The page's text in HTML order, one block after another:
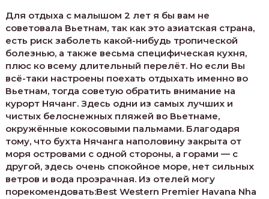
Для отдыха с малышом 2 лет я бы вам не
советовала Вьетнам, так как это азиатская страна,
есть риск заболеть какой-нибудь тропической
болезнью, а также весьма специфическая кухня,
плюс ко всему длительный перелёт. Но если Вы
всё-таки настроены поехать отдыхать именно во
Вьетнам, тогда советую обратить внимание на
курорт Нячанг. Здесь одни из самых лучших и
чистых белоснежных пляжей во Вьетнаме,
окружённые кокосовыми пальмами. Благодаря
тому, что бухта Нячанга наполовину закрыта от
моря островами с одной стороны, а горами — с
другой, здесь очень спокойное море, нет сильных
ветров и вода прозрачная. Из отелей могу
порекомендовать:Best Western Premier Havana Nha